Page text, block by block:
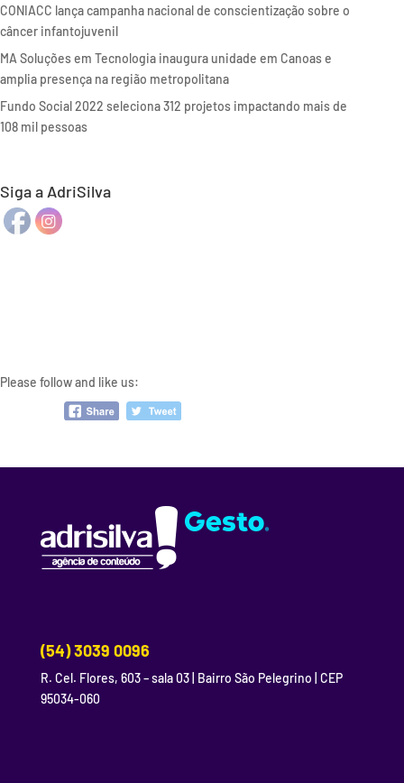
CONIACC lança campanha nacional de conscientização sobre o
câncer infantojuvenil
MA Soluções em Tecnologia inaugura unidade em Canoas e
amplia presença na região metropolitana
Fundo Social 2022 seleciona 312 projetos impactando mais de
108 mil pessoas
Siga a AdriSilva
Please follow and like us:
(54) 3039 0096
R. Cel. Flores, 603 – sala 03 | Bairro São Pelegrino | CEP
95034-060